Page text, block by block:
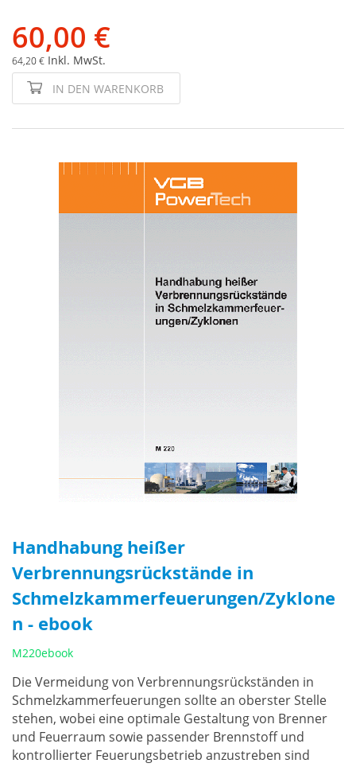
60,00 €
64,20 € Inkl. MwSt.
IN DEN WARENKORB
Handhabung heißer
Verbrennungsrückstände in
Schmelzkammerfeuerungen/Zyklone
n - ebook
M220ebook
Die Vermeidung von Verbrennungsrückständen in
Schmelzkammerfeuerungen sollte an oberster Stelle
stehen, wobei eine optimale Gestaltung von Brenner
und Feuerraum sowie passender Brennstoff und
kontrollierter Feuerungsbetrieb anzustreben sind